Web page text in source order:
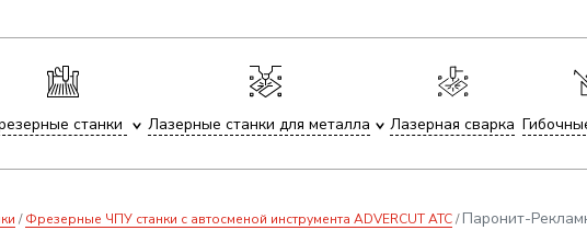
станки Лазерные станки для металла Лазерная сварка
Фрезерные ЧПУ станки с автосменой инструмента ADVERCUT ATC Паронит-